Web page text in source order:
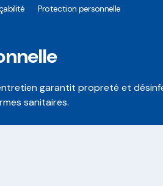
Traiteur &
Art De La
Protection personnelle
garantit propreté et
sanitaires.